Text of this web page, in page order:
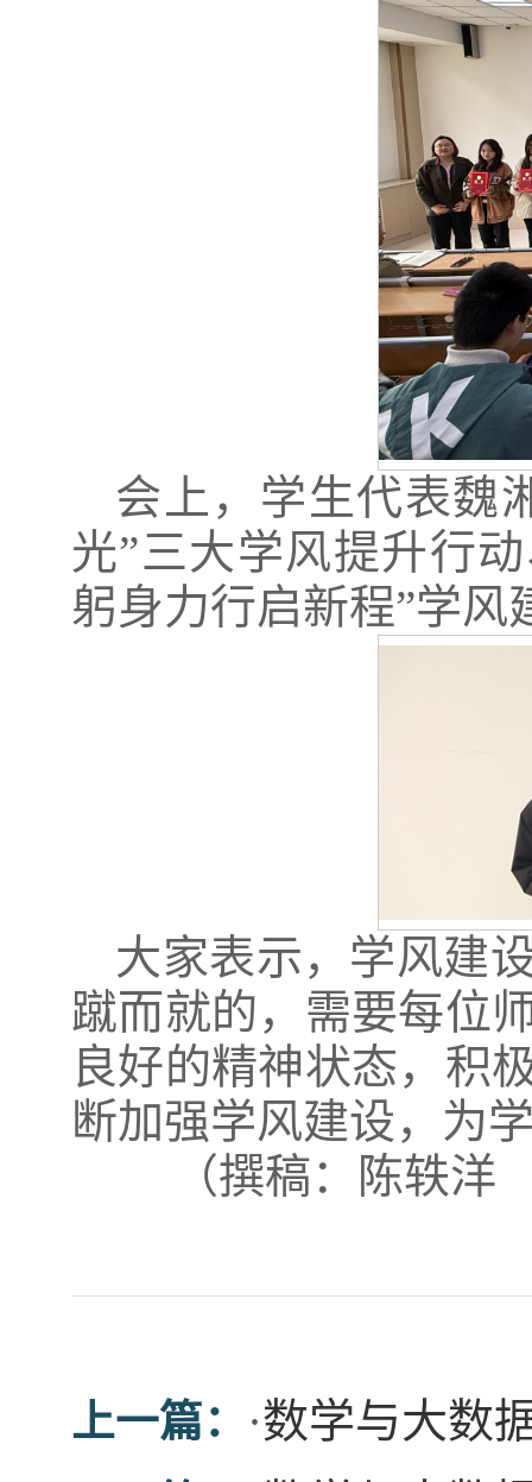
会上，学生代表魏
光”三大学风提升行
躬身力行启新程”学风
大家表示，学风建
蹴而就的，需要每位
良好的精神状态，积
断加强学风建设，为
（撰稿：陈轶
上一篇： ·数学与大数